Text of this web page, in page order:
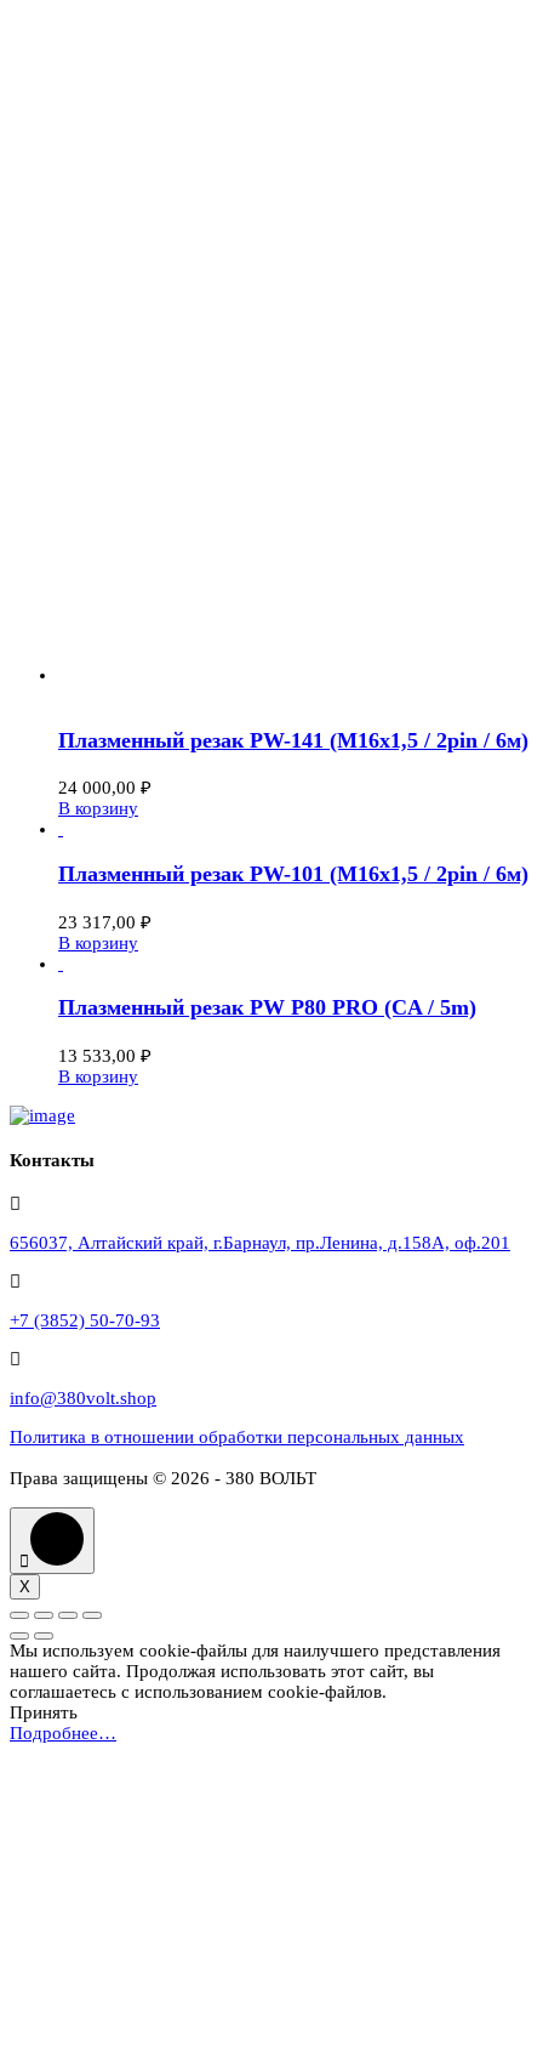
Плазменный резак PW-141 (M16x1,5 / 2pin / 6м)
24 000,00 ₽
В корзину
Плазменный резак PW-101 (M16x1,5 / 2pin / 6м)
23 317,00 ₽
В корзину
Плазменный резак PW P80 PRO (CA / 5m)
13 533,00 ₽
В корзину
Контакты
656037, Алтайский край, г.Барнаул, пр.Ленина, д.158А, оф.201
+7 (3852) 50-70-93
info@380volt.shop
Политика в отношении обработки персональных данных
Права защищены © 2026 - 380 ВОЛЬТ
X
Мы используем cookie-файлы для наилучшего представления
нашего сайта. Продолжая использовать этот сайт, вы
соглашаетесь с использованием cookie-файлов.
Принять
Подробнее…